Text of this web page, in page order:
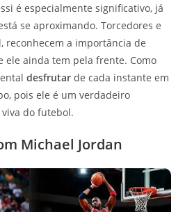
é especialmente significativo, já
se aproximando. Torcedores e
reconhecem a importância de
ele ainda tem pela frente. Como
desfrutar de cada instante em
pois ele é um verdadeiro
do futebol.
Michael Jordan